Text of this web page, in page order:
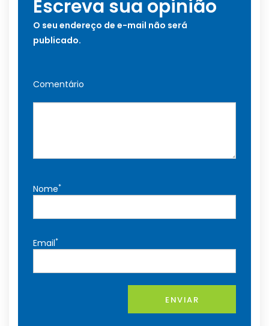
Escreva sua opinião
O seu endereço de e-mail não será
publicado.
Comentário
Nome*
Email*
ENVIAR